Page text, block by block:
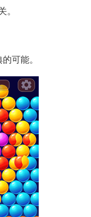
。
可能。